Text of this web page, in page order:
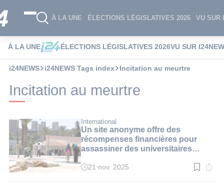
À LA UNE ÉLECTIONS LÉGISLATIVES 2026 VU SUR
À LA UNE ÉLECTIONS LÉGISLATIVES 2026VU SUR
i24NEWS i24NEWS Tags index Incitation au meurtre
Incitation au meurtre
International
Un site anonyme offre des
récompenses financières pour
assassiner des universitaires
Temps
21 nov. 2025